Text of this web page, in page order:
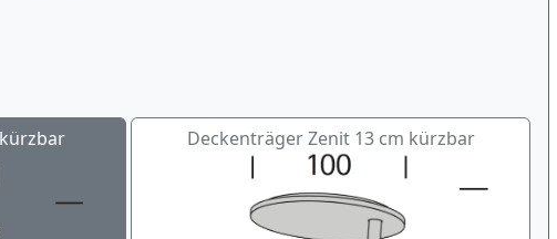
Deckenträger Zenit 13 cm kürzbar